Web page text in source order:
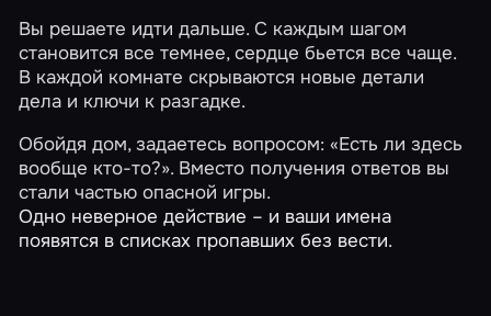
Вы решаете идти дальше. С каждым шагом
становится все темнее, сердце бьется все чаще.
В каждой комнате скрываются новые детали
дела и ключи к разгадке.
Обойдя дом, задаетесь вопросом: «Есть ли здесь
вообще кто-то?». Вместо получения ответов вы
стали частью опасной игры.
Одно неверное действие – и ваши имена
появятся в списках пропавших без вести.